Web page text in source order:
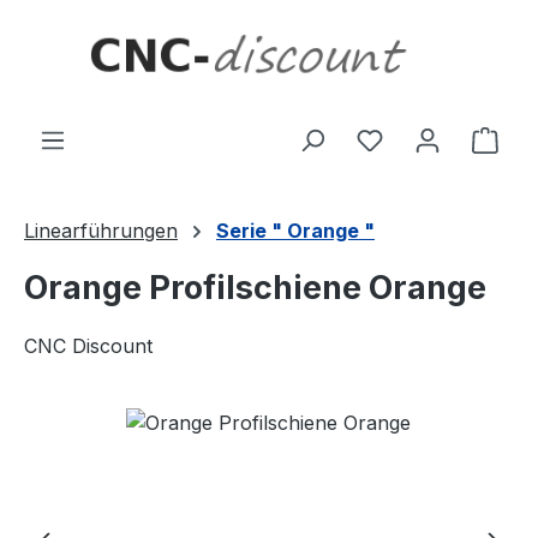
Linearführungen Serie " Orange "
Orange Profilschiene Orange
CNC Discount
Bildergalerie überspringen